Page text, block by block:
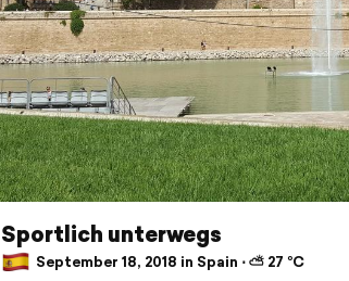
Sportlich unterwegs
September 18, 2018 in Spain ⋅ ⛅ 27 °C